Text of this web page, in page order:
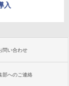
入
問い合わせ
部へのご連絡